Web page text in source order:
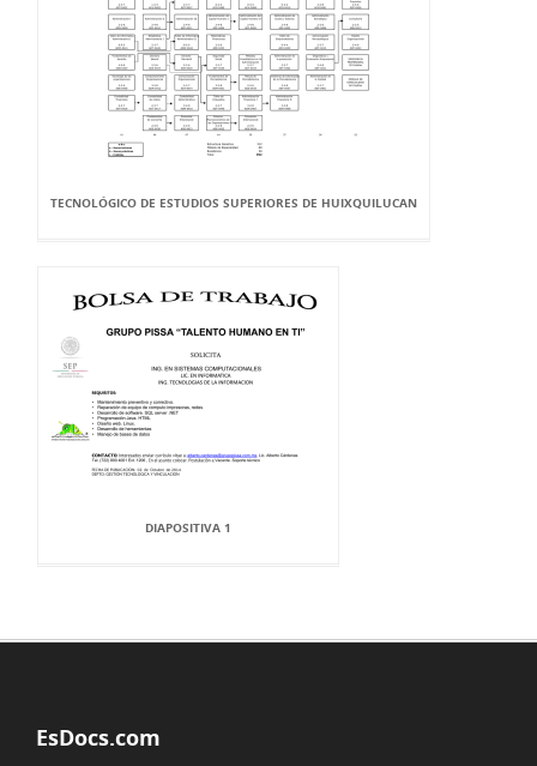
TECNOLÓGICO DE ESTUDIOS SUPERIORES DE HUIXQUILUCAN
DIAPOSITIVA 1
EsDocs.com